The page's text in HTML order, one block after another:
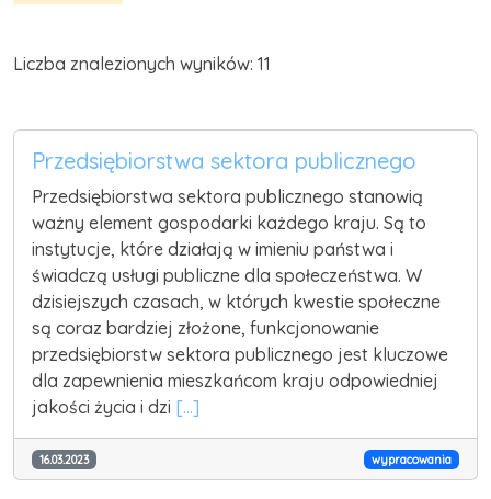
Liczba znalezionych wyników: 11
Przedsiębiorstwa sektora publicznego
Przedsiębiorstwa sektora publicznego stanowią
ważny element gospodarki każdego kraju. Są to
instytucje, które działają w imieniu państwa i
świadczą usługi publiczne dla społeczeństwa. W
dzisiejszych czasach, w których kwestie społeczne
są coraz bardziej złożone, funkcjonowanie
przedsiębiorstw sektora publicznego jest kluczowe
dla zapewnienia mieszkańcom kraju odpowiedniej
jakości życia i dzi [...]
16.03.2023 wypracowania